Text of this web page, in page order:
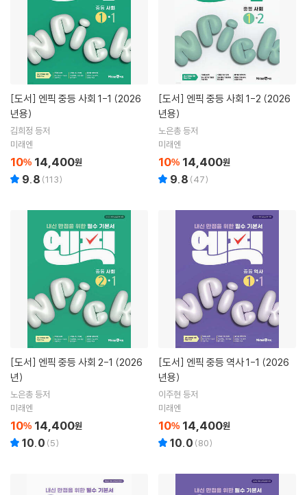
[도서]
년용)
김희정 등저
미래엔
10% 14,400원
9.8 (113)
[도서]
년용)
노은총 등저
미래엔
10% 14,400원
9.8 (47)
[도서]
년)
노은총 등저
미래엔
10% 14,400원
10.0 (5)
[도서]
년용)
이주현 등저
미래엔
10% 14,400원
10.0 (80)